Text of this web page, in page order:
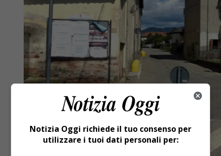
Notizia Oggi richiede il tuo consenso per
utilizzare i tuoi dati personali per: